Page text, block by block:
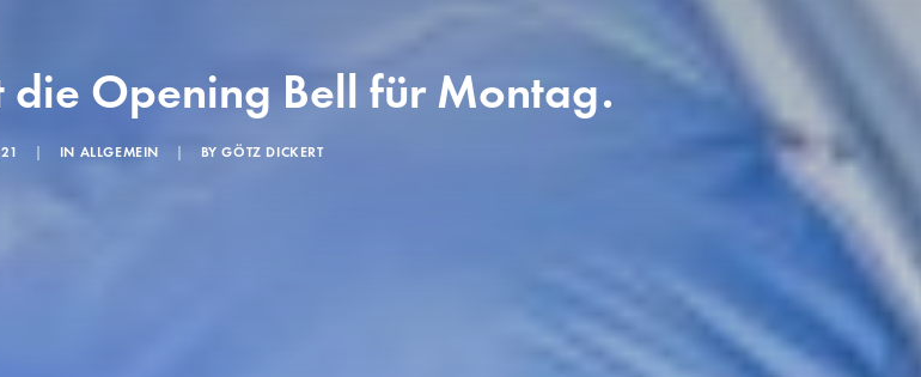
Opening Bell für Montag.
| IN ALLGEMEIN | BYGÖTZ DICKERT